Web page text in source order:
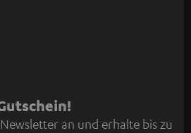
an und erhalte bis zu